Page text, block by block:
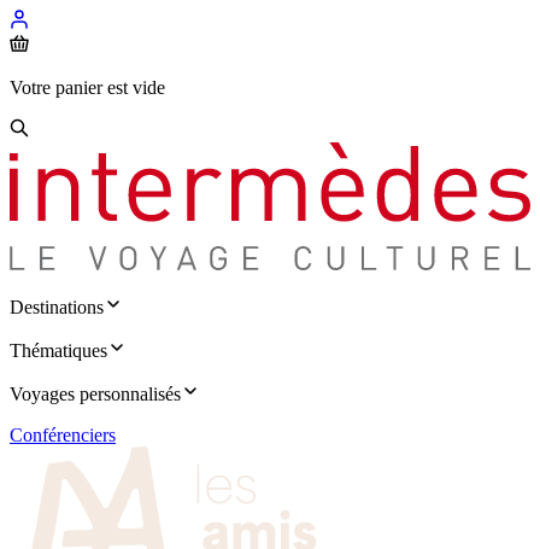
Votre panier est vide
Destinations
Thématiques
Voyages personnalisés
Conférenciers